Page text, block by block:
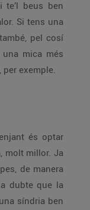
beus ben
Si tens una
pel cosí
mica més
per exemple.
és optar
molt millor. Ja
de manera
dubte que la
síndria ben